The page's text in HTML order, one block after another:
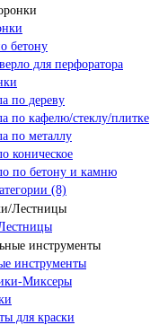
бетону
для перфоратора
по дереву
по кафелю/стеклу/плитке
по металлу
коническое
по бетону и камню
(8)
инструменты
Миксеры
для краски